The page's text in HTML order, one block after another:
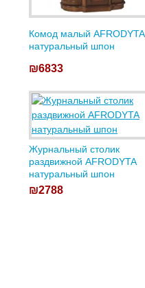
Комод малый AFRODYTA
натуральный шпон
₪6833
Журнальный столик
раздвижной AFRODYTA
натуральный шпон
₪2788